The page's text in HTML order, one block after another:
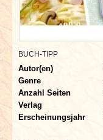
SPECIALS
REDAKTION
LINKS
ARCHIV
BUCH-TIPP
Autor(en)
Genre
Anzahl Seiten
Verlag
Erscheinungsjahr